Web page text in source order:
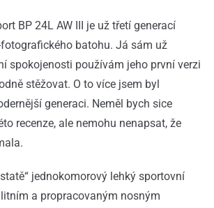
BP 24L AW III je už třetí generací
batohu. Já sám už
spokojenosti používám jeho první verzi
stěžovat. O to více jsem byl
generaci. Neměl bych sice
recenze, ale nemohu nenapsat, že
jednokomorový lehký sportovní
a propracovaným nosným